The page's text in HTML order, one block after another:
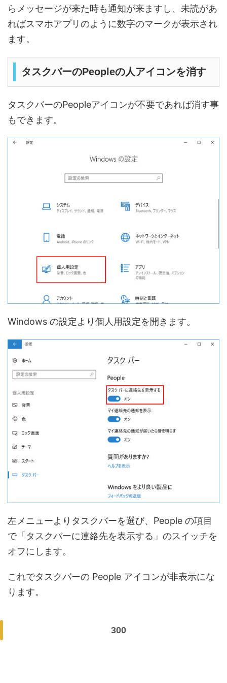
らメッセージが来た時も通知が来ますし、未読があ
ればスマホアプリのように数字のマークが表示され
ます。
タスクバーのPeopleの人アイコンを消す
タスクバーのPeopleアイコンが不要であれば消す事
もできます。
Windows の設定より個人用設定を開きます。
左メニューよりタスクバーを選び、People の項目
で「タスクバーに連絡先を表示する」のスイッチを
オフにします。
これでタスクバーの People アイコンが非表示にな
ります。
300